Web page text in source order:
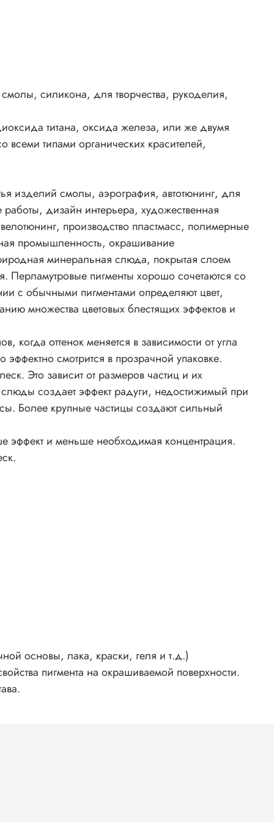
силикона, для творчества, рукоделия,
титана, оксида железа, или же двумя
типами органических красителей,
изделий смолы, аэрография, автотюнинг, для
дизайн интерьера, художественная
производство пластмасс, полимерные
промышленность, окрашивание
минеральная слюда, покрытая слоем
пигменты хорошо сочетаются со
с обычными пигментами определяют цвет,
множества цветовых блестящих эффектов и
оттенок меняется в зависимости от угла
смотрится в прозрачной упаковке.
Это зависит от размеров частиц и их
создает эффект радуги, недостижимый при
Более крупные частицы создают сильный
эффект и меньше необходимая концентрация.
основы, лака, краски, геля и т.д.)
пигмента на окрашиваемой поверхности.